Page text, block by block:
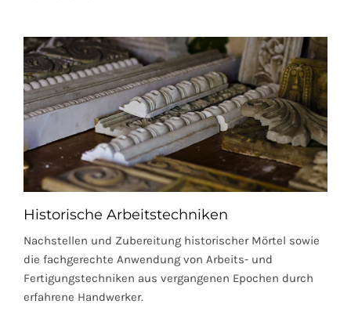
Historische Arbeitstechniken
Nachstellen und Zubereitung historischer Mörtel sowie
die fachgerechte Anwendung von Arbeits- und
Fertigungstechniken aus vergangenen Epochen durch
erfahrene Handwerker.